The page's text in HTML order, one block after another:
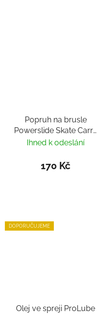
Popruh na brusle
Powerslide Skate Carry
Strap
Ihned k odeslání
170 Kč
DOPORUČUJEME
Olej ve spreji ProLube